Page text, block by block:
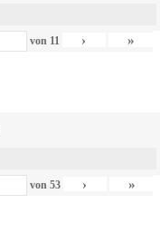
von 11 › »
von 53 › »